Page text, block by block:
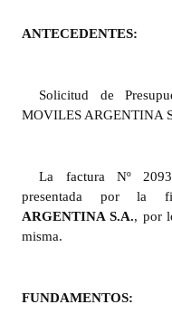
Carta Orgánica 2007
Digesto
DOCUMENTOS
Informes de Gestión
Dictámenes Asesoría
ANTECEDENTES:
Solicitud de
MOVILES ARGENTINA
La factura Nº
presentada por la
ARGENTINA S.A., por
misma.
FUNDAMENTOS: